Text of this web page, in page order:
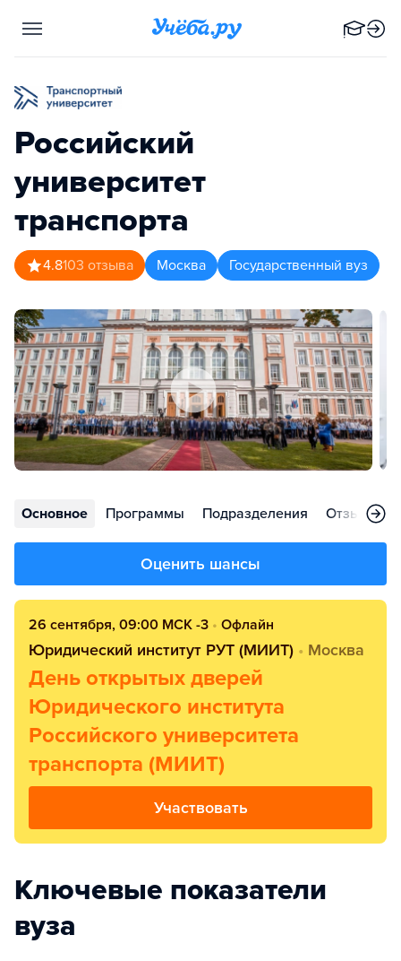
Российский
университет
транспорта
4.8103 отзыва Москва Государственный вуз
Основное Программы Подразделения Отзывы
Оценить шансы
26 сентября, 09:00 МСК -3 • Офлайн
Юридический институт РУТ (МИИТ) • Москва
День открытых дверей
Юридического института
Российского университета
транспорта (МИИТ)
Участвовать
Ключевые показатели
вуза